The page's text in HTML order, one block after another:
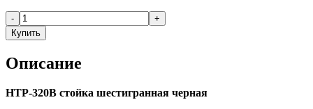
-
+
Купить
Описание
HTP-320B стойка шестигранная черная